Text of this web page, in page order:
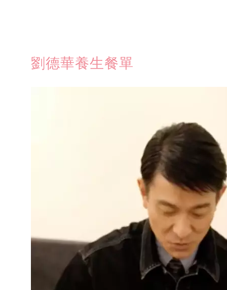
劉德華養生餐單